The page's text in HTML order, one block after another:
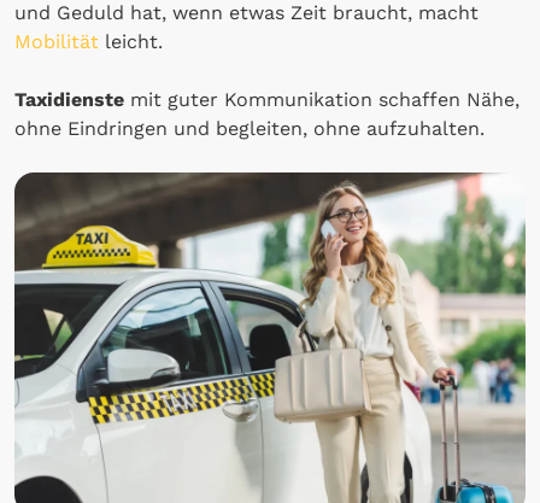
und Geduld hat, wenn etwas Zeit braucht, macht
Mobilität leicht.
Taxidienste mit guter Kommunikation schaffen Nähe,
ohne Eindringen und begleiten, ohne aufzuhalten.